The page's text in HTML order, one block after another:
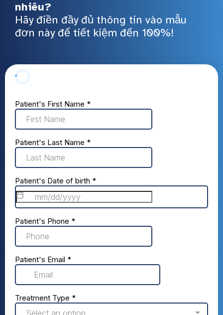
nhiêu?
Hãy điền đầy đủ thông tin vào mẫu
đơn này để tiết kiệm đến 100%!